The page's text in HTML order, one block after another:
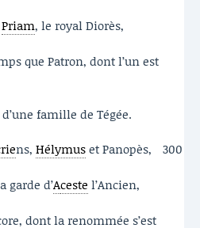
Priam, le royal Diorès,
que Patron, dont l’un est
famille de Tégée.
ns, Hélymuset Panopès, 300
garde d’Aceste l’Ancien,
dont la renommée s’est